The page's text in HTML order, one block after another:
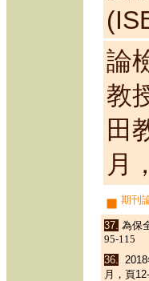
論
教
田
月
期刊
37. 為保
95-115
36. 2018
月，頁